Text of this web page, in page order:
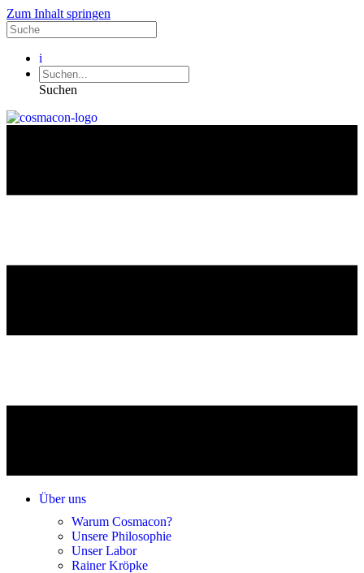
Zum Inhalt springen
i
Suchen
Über uns
Warum Cosmacon?
Unsere Philosophie
Unser Labor
Rainer Kröpke